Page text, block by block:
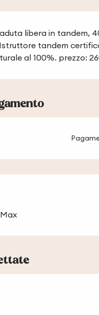
libera in tandem,
tandem
al 100%. prezzo: